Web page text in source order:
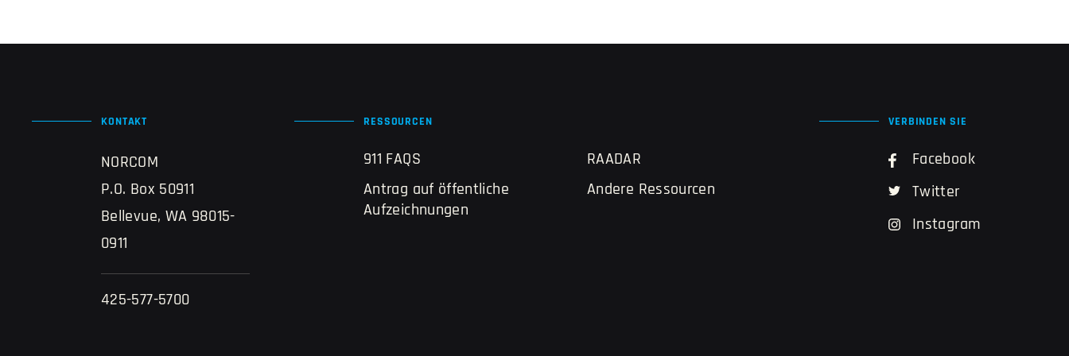
KONTAKT
NORCOM
P.O. Box 50911
Bellevue, WA 98015-
0911
425-577-5700
RESSOURCEN
911 FAQS
Antrag auf öffentliche
Aufzeichnungen
RAADAR
Andere Ressourcen
VERBINDEN SIE
Facebook
Twitter
Instagram